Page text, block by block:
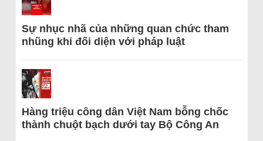
Sự nhục nhã của những quan chức tham
nhũng khi đối diện với pháp luật
Hàng triệu công dân Việt Nam bỗng chốc
thành chuột bạch dưới tay Bộ Công An